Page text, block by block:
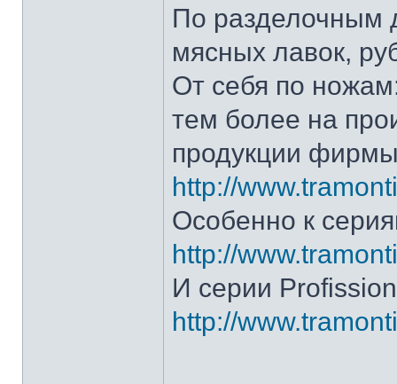
По разделочным
мясных лавок,
От себя по
тем более на
продукции
http://
Особенно к
http://
И серии
http://